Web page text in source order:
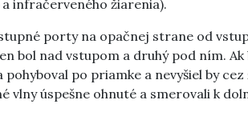
infračerveného žiarenia).
porty na opačnej strane od
bol nad vstupom a druhý pod ním.
pohyboval po priamke a nevyšiel by
vlny úspešne ohnuté a smerovali k